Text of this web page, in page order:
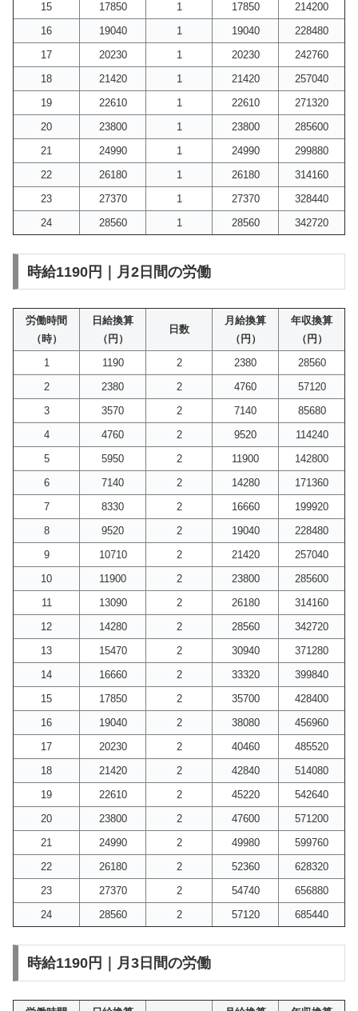
15
17850 1 17850
214200
16
19040 1 19040
228480
17
20230 1 20230
242760
18
21420 1 21420
257040
19
22610 1 22610
271320
20
23800 1 23800
285600
21
24990 1 24990
299880
22
26180 1 26180
314160
23
27370 1 27370
328440
24
28560 1 28560 342720
時給1190円｜月2日間の労働
労働時間
（時）
日給換算
（円）
日数
月給換算
（円）
年収換算
（円）
1
1190 2 2380
28560
2
2380 2 4760
57120
3
3570 2 7140
85680
4
4760 2 9520
114240
5
5950 2 11900
142800
6
7140 2 14280
171360
7
8330 2 16660
199920
8
9520 2 19040
228480
9
10710 2 21420
257040
10
11900 2 23800
285600
11
13090 2 26180
314160
12
14280 2 28560
342720
13
15470 2 30940
371280
14
16660 2 33320
399840
15
17850 2 35700
428400
16
19040 2 38080
456960
17
20230 2 40460
485520
18
21420 2 42840
514080
19
22610 2 45220
542640
20
23800 2 47600
571200
21
24990 2 49980
599760
22
26180 2 52360
628320
23
27370 2 54740
656880
24
28560 2 57120 685440
時給1190円｜月3日間の労働